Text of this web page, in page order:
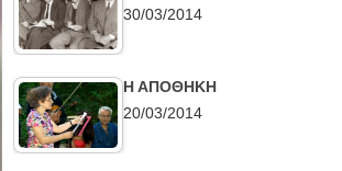
30/03/2014
Η ΑΠΟΘΗΚΗ
20/03/2014